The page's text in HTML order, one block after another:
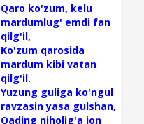
Qaro ko'zum, kelu
mardumlug' emdi fan
qilg'il,
Ko'zum qarosida
mardum kibi vatan
qilg'il.
Yuzung guliga ko'ngul
ravzasin yasa gulshan,
Qading niholig'a jon